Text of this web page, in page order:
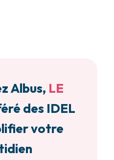
Albus, LE
des IDEL
votre